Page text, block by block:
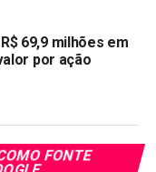
segundo o
emergencial
69,9 milhões em
por ação
FONTE